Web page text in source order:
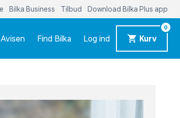
Bilka Business Tilbud Download Bilka Plus app
Find Bilka Log ind Kurv
0